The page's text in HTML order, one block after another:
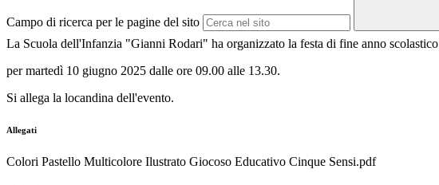
Campo di ricerca per le pagine del sito
La Scuola dell'Infanzia "Gianni Rodari" ha organizzato la festa di fine anno scolastico
per martedì 10 giugno 2025 dalle ore 09.00 alle 13.30.
Si allega la locandina dell'evento.
Allegati
Colori Pastello Multicolore Ilustrato Giocoso Educativo Cinque Sensi.pdf